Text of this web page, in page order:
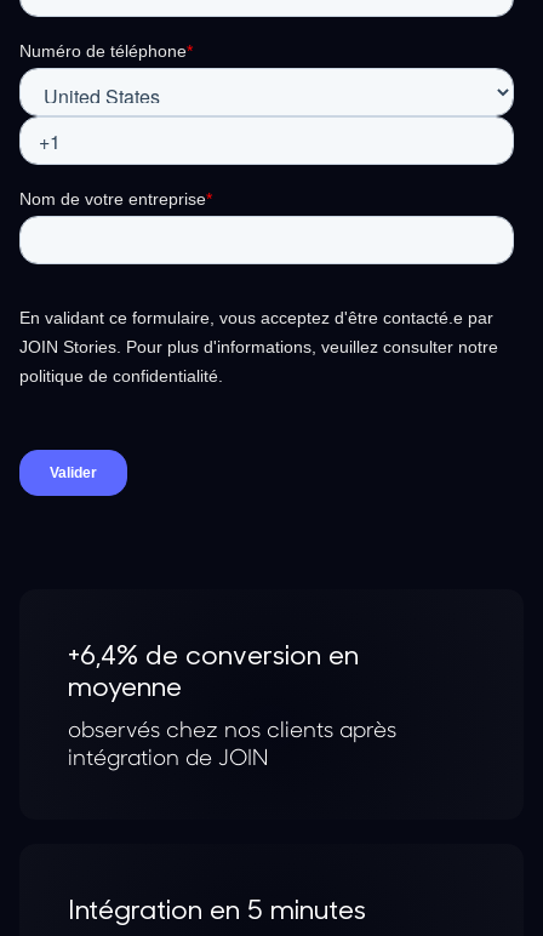
+6,4% de conversion en
moyenne
observés chez nos clients après
intégration de JOIN
Intégration en 5 minutes